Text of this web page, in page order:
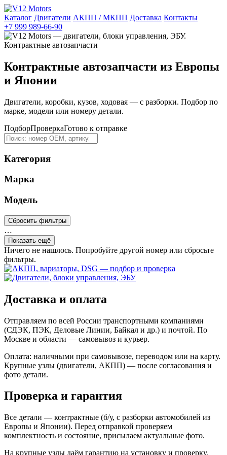
Каталог Двигатели АКПП / МКПП Доставка Контакты
+7 999 989-66-90
Контрактные автозапчасти из Европы
и Японии
Двигатели, коробки, кузов, ходовая — с разборки. Подбор по
марке, модели или номеру детали.
ПодборПроверкаГотово к отправке
Категория
Марка
Модель
Сбросить фильтры
…
Показать ещё
Ничего не нашлось. Попробуйте другой номер или сбросьте
фильтры.
Доставка и оплата
Отправляем по всей России транспортными компаниями
(СДЭК, ПЭК, Деловые Линии, Байкал и др.) и почтой. По
Москве и области — самовывоз и курьер.
Оплата: наличными при самовывозе, переводом или на карту.
Крупные узлы (двигатели, АКПП) — после согласования и
фото детали.
Проверка и гарантия
Все детали — контрактные (б/у, с разборки автомобилей из
Европы и Японии). Перед отправкой проверяем
комплектность и состояние, присылаем актуальные фото.
На крупные узлы даём гарантию на установку и проверку.